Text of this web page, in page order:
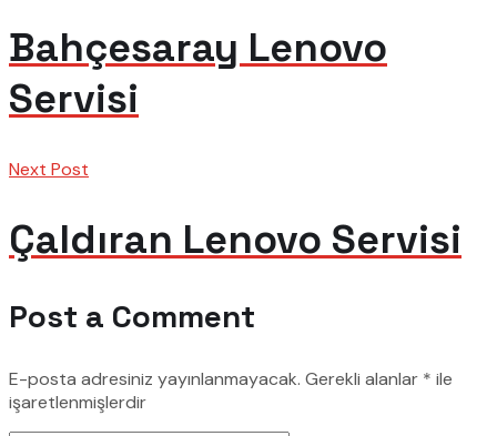
Bahçesaray Lenovo
Servisi
Next Post
Çaldıran Lenovo Servisi
Post a Comment
E-posta adresiniz yayınlanmayacak. Gerekli alanlar * ile
işaretlenmişlerdir